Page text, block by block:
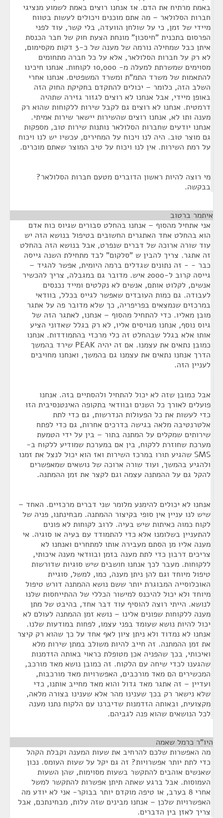
באמת מרתיח את הדם. אז אנחנו רוצים באמת לשמוע מנציגי
חברות הסלולאר – מה אתם מוכנים ויכולים לעשות בטווח
מיידי של זמן, כי על שולחן הוועדה, בלי קשר, עוד לפני
הפרסום בתכנית "חיסכון" מונחת הצעת חוק של חבר הכנסת
איתן כבל שמחילה נורמה של מענה של כ-3 דקות מקסימום,
לא רק על חברות הסלולאר, אלא על כל חברה מתחומים
מסוימים שמשרתת למעלה מ- 10,000 לקוחות. אנחנו חיכינו
להתאמות של משרד התמ"ת ומשרד המשפטים. אנחנו אחרי
השלב הזה, כלומר – יכולים להתקדם בחקיקת החוק הזה
באופן מיידי, אבל אנחנו לא רוצים לגזור גזירה שתהיה
דרמטית. אנחנו לא רוצים גם לקבל שירות ללקוחות שהוא רק
מענה ותו לא, אנחנו רוצים שהשירות יישאר שירות אמיתי.
אנחנו יודעים שחברות הסלולאר נותנות שירות טוב, מספקות
גם מוצר טוב. היה לנו ויכוח על המחירים, עכשיו יש לנו ויכוח
על רמת השירות. אין לנו ויכוח על טיב המוצר שאתם מוכרים.
מי רוצה להיות ראשון הדוברים מטעם חברות הסלולאר?
בבקשה.
איתמר ברטוב
אני אתחיל מהסוף – אנחנו בהחלט סבורים שגיוס כוח אדם
הוא בהחלט אחד האתגרים החשובים בטיפול בנושא הזה יש
עוד שורה ארוכה של דברים שנפרט, אבל בנושא הזה בהחלט
זה אתגר. צריך להבין ש "סלקום" לבד מתחילת השנה גייסה
כבר - - זה נתונים שגדלים ברמה היומית, אפשר להגיד –
גייסה קרוב ל-2000 איש. מדובר גם במגבלה, צריך להכשיר
אנשים, לקלוט אותם, אנשים לא נקלטים ומייד נכנסים
לעבודה. גם כמות העובדים שאפשר לגייס בכלל, בוודאי
במרכזים שנמצאים בפריפריה, כך שלא מדובר פה על אתגר
מובן מאליו. כדי להתחיל מהסוף – אנחנו, לאתגר הזה של
גיוס נוסף, אנחנו מגויסים אליו, לא רק בגלל שאדוני הציע
אותו אלא בגלל שבהחלט זה כלי מרכזי בהתמודדות. אנחנו
כמובן נתאים את עצמנו. אם זה יהיה PEAK שירד בהמשך
הדרך אנחנו נתאים את עצמנו גם בהמשך, ואנחנו מחויבים
לעניין הזה.
אבל כמובן שזה לא יכול להתחיל ולהסתיים בזה. אנחנו
פועלים לאורך כל השנים ובוודאי בתקופה האינטנסיבית הזו
כדי לעשות את כל הפעולות הנדרשות, גם כדי לתת
אלטרנטיבה מלאה בגישה בדרכים אחרות, גם כדי לפתח
שירותים שמקלים על המתנה בתור – בין על ידי הטמעת
מערכת שחוזרת ללקוח, בין אם במערכת שמודיע ללקוח ב-
SMS שהגיע תורו במרכז השירות ואז הוא יכול לנצל את זמנו
ולהגיע בהמשך, ועוד שורה ארוכה של נושאים שמאפשרים
להקל גם על ההמתנה עצמה וגם לקצר את זמן ההמתנה.
אנחנו לא יכולים להימנע מלומר שני דברים מרכזיים. האחד –
שיש לנו עניין אין סופי בקיצור ההמתנה. מבחינתנו, פניה של
לקוח כמוה כאיתות שיש בעיה. לרוב לקוחות לא פונים
להתעניין בשלומנו אלא כדי להתמודד עם בעיה או סוגיה. אי
מענה אליו מן הסתם מעבירה אותו למתחרים ואנחנו לא
צריכים דרבון כדי לתת מענה בזמן ובוודאי מענה איכותי,
ללקוחות. מעבר לכך אנחנו חושבים שיש סוגיות שדורשות
טיפול מיוחד וגם להן ניתן מענה, כמו, למשל, סוגיית
האוכלוסייה המבוגרת יותר ששם נושא ההמתנה דורש טיפול
מיוחד ולא יכול להיכנס למישור הכללי של ההתייחסות שלנו
לנושא. הייתי רוצה להוסיף עוד דבר אחד, בהיבט של מתן
מענה ללקוחות שפונים אלינו – נושא זמן ההמתנה לעולם לא
יכול להיות נושא שעומד בפני עצמו, לפחות במודעות שלנו.
אנחנו לא נמדוד ולא ניתן ציון לאף אחד על כך שהוא רק קיצר
את זמן ההמתנה. זה חייב להיות משולב במתן שירות מלא
ואיכותי, בכך שהפניה אכן מטופלת כראוי באותה הזדמנות
שהגענו לכדי שיחה עם הלקוח. זה כמובן נושא מאד מורכב,
המכשירים הם מאד מורכבים, האפשרויות מאד מורכבות,
ועדיין – זה אתגר מאד גדול והוא מאד מחייב אותנו, כדי
שלא נישאר רק בכך שענינו מהר אלא שענינו בצורה מלאה,
מקצועית, ובאותה הזדמנות שדיברנו עם הלקוח נתנו מענה
לכל הנושאים שהוא פנה לגביהם.
היו"ר כרמל שאמה
מה האפשרות שלכם להרחיב את שעות המענה וקבלת הקהל
כדי לתת יותר אפשרויות? זה גם יקל על שעות העומס. נכון
שאנשים אוהבים להתקשר בשעות מסוימות, שהן השעות
העמוסות. אבל ברגע שאתה תיתן אפשרות להתקשר למשל
אחרי 8 בערב, או טיפה מוקדם יותר בבוקר- אני לא יודע מה
האפשרויות שלכן – אנחנו מבינים שזה עלות, מבחינתכם, אבל
צריך לאזן בין הדברים.